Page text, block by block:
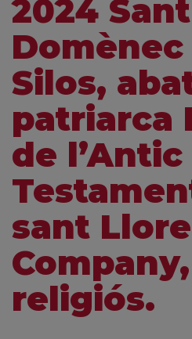
Fundació
Visita'ns
Ofrenes
Reserves
2024 Sant
Domènec
Silos,
patriarca
de l’Antic
sant
Company,
religiós.